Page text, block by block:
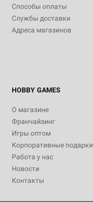
Способы оплаты
Службы доставки
Адреса магазинов
HOBBY GAMES
О магазине
Франчайзинг
Игры оптом
Корпоративные подарки
Работа у нас
Новости
Контакты